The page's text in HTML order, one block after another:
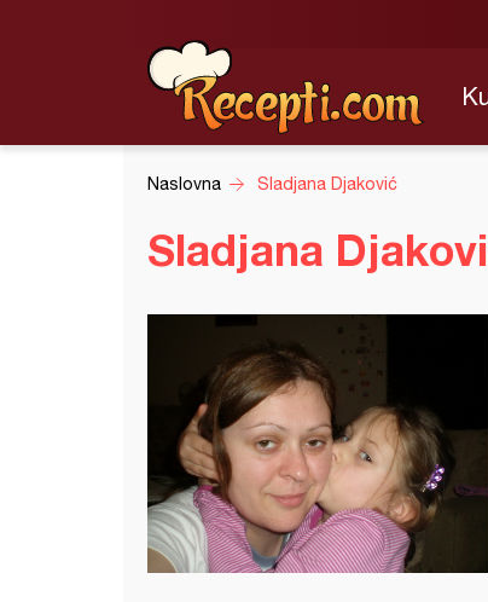
Naslovna Sladjana Djaković
Sladjana